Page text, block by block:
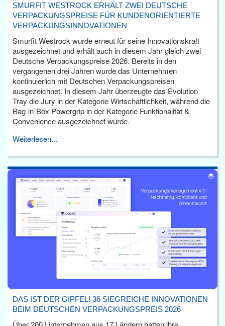
SMURFIT WESTROCK ERHÄLT ZWEI DEUTSCHE
VERPACKUNGSPREISE FÜR KUNDENORIENTIERTE
VERPACKUNGSINNOVATIONEN
Smurfit Westrock wurde erneut für seine Innovationskraft
ausgezeichnet und erhält auch in diesem Jahr gleich zwei
Deutsche Verpackungspreise 2026. Bereits in den
vergangenen drei Jahren wurde das Unternehmen
kontinuierlich mit Deutschen Verpackungspreisen
ausgezeichnet. In diesem Jahr überzeugte das Evolution
Tray die Jury in der Kategorie Wirtschaftlichkeit, während die
Bag-in-Box Powergrip in der Kategorie Funktionalität &
Convenience ausgezeichnet wurde.
Weiterlesen...
DAS IST DER GIPFEL! 36 SIEGREICHE INNOVATIONEN
BEIM DEUTSCHEN VERPACKUNGSPREIS 2026